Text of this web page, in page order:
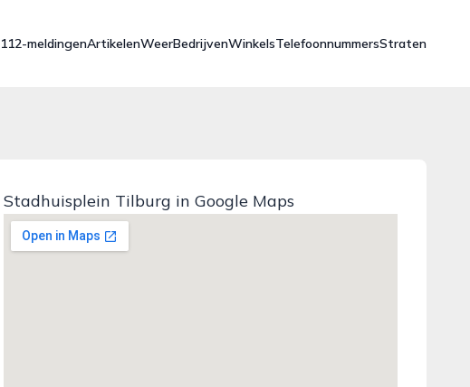
112-meldingenArtikelenWeerBedrijvenWinkelsTelefoonnummersStraten
Stadhuisplein Tilburg in Google Maps